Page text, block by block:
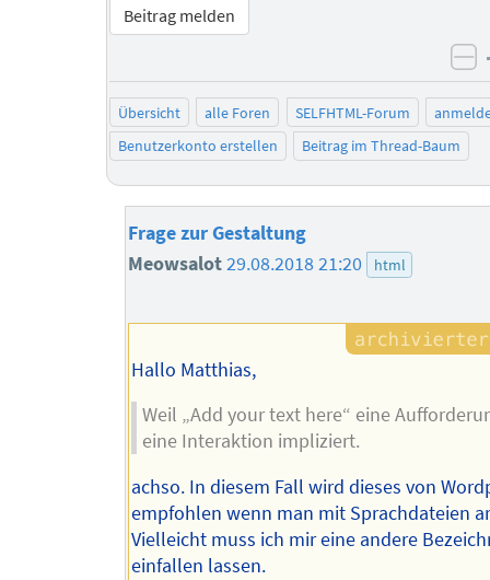
Beitrag melden
Übersicht alle Foren SELFHTML-Forum
Benutzerkonto erstellen
Beitrag im Thread-Baum
Frage zur Gestaltung
Meowsalot29.08.2018 21:20 html
Hallo Matthias,
Weil „Add your text here“ eine
eine Interaktion impliziert.
achso. In diesem Fall wird dieses von
empfohlen wenn man mit Sprachdateien
Vielleicht muss ich mir eine andere
einfallen lassen.